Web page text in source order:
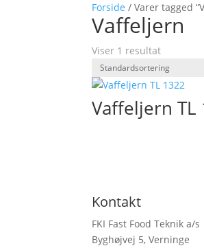
Forside / Varer tagged
Vaffeljern
Viser 1 resultat
Vaffeljern TL
Kontakt
FKI Fast Food Teknik a/s
Byghøjvej 5, Verninge